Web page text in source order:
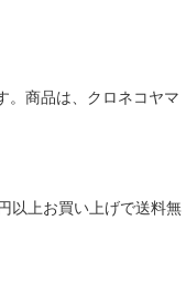
。商品は、クロネコヤマ
以上お買い上げで送料無